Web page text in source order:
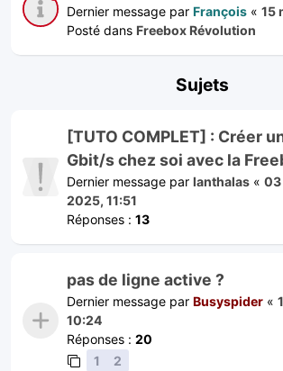
Dernier message par François « 15
Posté dans Freebox Révolution
Sujets
[TUTO COMPLET] : Créer
Gbit/s chez soi avec la
Dernier message par lanthalas « 03
2025, 11:51
Réponses : 13
pas de ligne active ?
Dernier message par Busyspider «
10:24
Réponses : 20
1
2